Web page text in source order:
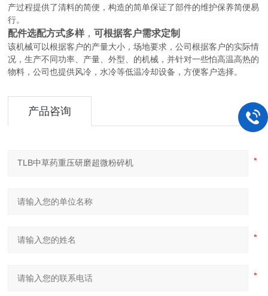
产过程提供了清料的简便，构造的简单保证了部件的维护保养简便易
行。
配件选配方式多样 ，可根据客户需求定制
该机械可以根据客户的产量大小，场地要求，公司根据客户的实际情
况，生产不同功率、产量、外型、的机械，并针对一些怕高温高热的
物料，公司也提供风冷，水冷等低温冷却设备，方便客户选择。
产品咨询